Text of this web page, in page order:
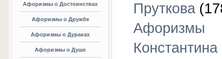
Афоризмы о Достоинствах
Афоризмы о Дружбе
Афоризмы о Дураках
Афоризмы о Душе
Пруткова
Афоризмы
Константина